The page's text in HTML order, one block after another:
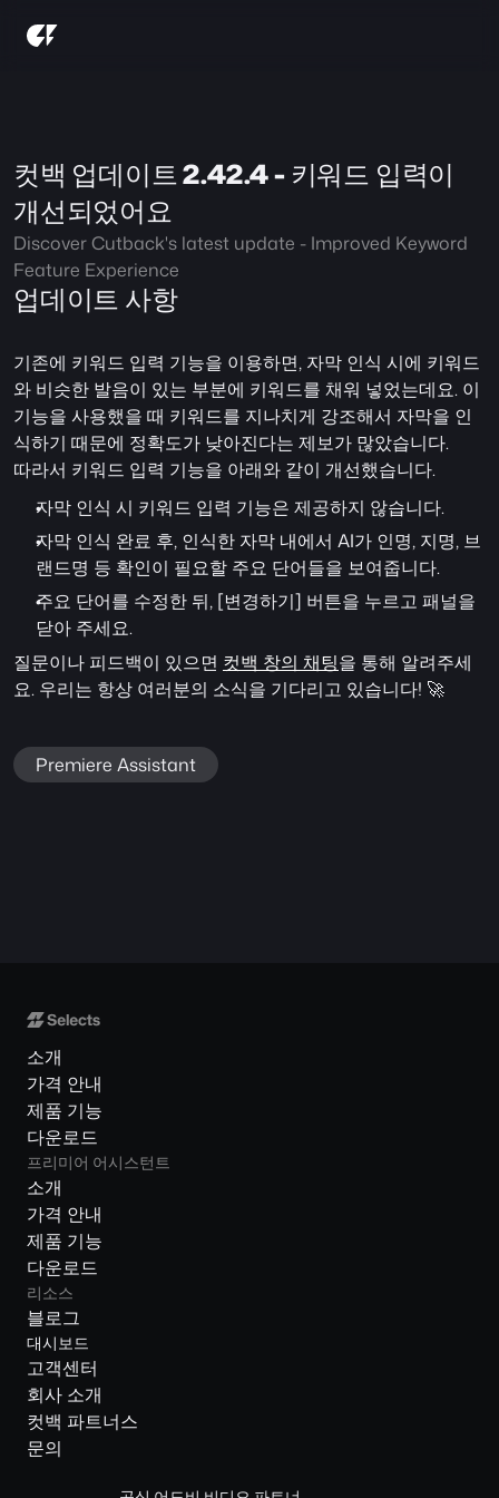
컷백 업데이트 2.42.4 - 키워드 입력이
개선되었어요
Discover Cutback's latest update - Improved Keyword
Feature Experience
업데이트 사항
기존에 키워드 입력 기능을 이용하면, 자막 인식 시에 키워드
와 비슷한 발음이 있는 부분에 키워드를 채워 넣었는데요. 이
기능을 사용했을 때 키워드를 지나치게 강조해서 자막을 인
식하기 때문에 정확도가 낮아진다는 제보가 많았습니다.
따라서 키워드 입력 기능을 아래와 같이 개선했습니다.
자막 인식 시 키워드 입력 기능은 제공하지 않습니다.
자막 인식 완료 후, 인식한 자막 내에서 AI가 인명, 지명, 브
랜드명 등 확인이 필요할 주요 단어들을 보여줍니다.
주요 단어를 수정한 뒤, [변경하기] 버튼을 누르고 패널을
닫아 주세요.
질문이나 피드백이 있으면 컷백 창의 채팅을 통해 알려주세
요. 우리는 항상 여러분의 소식을 기다리고 있습니다! 🚀
Premiere Assistant
소개
가격 안내
제품 기능
다운로드
프리미어 어시스턴트
소개
가격 안내
제품 기능
다운로드
리소스
블로그
대시보드
고객센터
회사 소개
컷백 파트너스
문의